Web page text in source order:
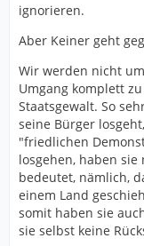
ignorieren.
Aber Keiner geht
Wir werden nicht
Umgang komplett
Staatsgewalt. So
seine Bürger
"friedlichen
losgehen, haben
bedeutet, nämlich,
einem Land
somit haben sie
sie selbst keine